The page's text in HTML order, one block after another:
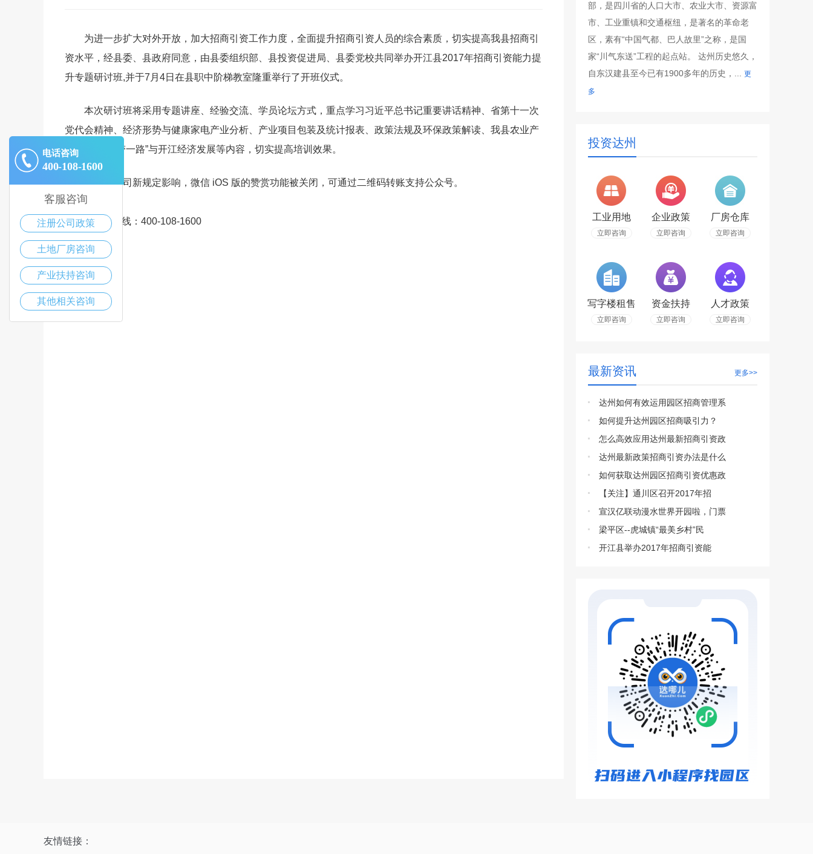
为进一步扩大对外开放，加大招商引资工作力度，全面提升招商引资人员的综合素质，切实提高我县招商引
资水平，经县委、县政府同意，由县委组织部、县投资促进局、县委党校共同举办开江县2017年招商引资能力提
升专题研讨班,并于7月4日在县职中阶梯教室隆重举行了开班仪式。
本次研讨班将采用专题讲座、经验交流、学员论坛方式，重点学习习近平总书记重要讲话精神、省第十一次
党代会精神、经济形势与健康家电产业分析、产业项目包装及统计报表、政策法规及环保政策解读、我县农业产
业招商、“一带一路”与开江经济发展等内容，切实提高培训效果。
受苹果公司新规定影响，微信 iOS 版的赞赏功能被关闭，可通过二维码转账支持公众号。
招商热线：400-108-1600
部，是四川省的人口大市、农业大市、资源富
市、工业重镇和交通枢纽，是著名的革命老
区，素有“中国气都、巴人故里”之称，是国
家“川气东送”工程的起点站。 达州历史悠久，
自东汉建县至今已有1900多年的历史，... 更
多
投资达州
工业用地
立即咨询
企业政策
立即咨询
厂房仓库
立即咨询
写字楼租售
立即咨询
资金扶持
立即咨询
人才政策
立即咨询
最新资讯 更多>>
达州如何有效运用园区招商管理系
如何提升达州园区招商吸引力？
怎么高效应用达州最新招商引资政
达州最新政策招商引资办法是什么
如何获取达州园区招商引资优惠政
【关注】通川区召开2017年招
宣汉亿联动漫水世界开园啦，门票
梁平区--虎城镇“最美乡村”民
开江县举办2017年招商引资能
友情链接：
电话咨询
400-108-1600
客服咨询
注册公司政策
土地厂房咨询
产业扶持咨询
其他相关咨询